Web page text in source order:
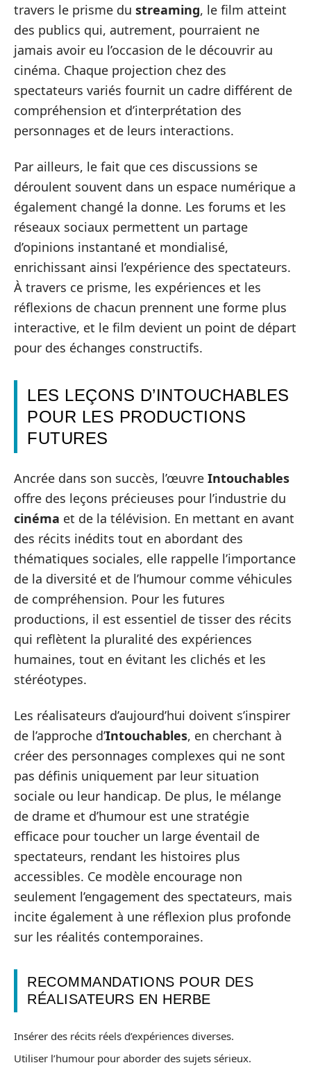
travers le prisme du streaming, le film atteint
des publics qui, autrement, pourraient ne
jamais avoir eu l’occasion de le découvrir au
cinéma. Chaque projection chez des
spectateurs variés fournit un cadre différent de
compréhension et d’interprétation des
personnages et de leurs interactions.
Par ailleurs, le fait que ces discussions se
déroulent souvent dans un espace numérique a
également changé la donne. Les forums et les
réseaux sociaux permettent un partage
d’opinions instantané et mondialisé,
enrichissant ainsi l’expérience des spectateurs.
À travers ce prisme, les expériences et les
réflexions de chacun prennent une forme plus
interactive, et le film devient un point de départ
pour des échanges constructifs.
LES LEÇONS D’INTOUCHABLES
POUR LES PRODUCTIONS
FUTURES
Ancrée dans son succès, l’œuvre Intouchables
offre des leçons précieuses pour l’industrie du
cinéma et de la télévision. En mettant en avant
des récits inédits tout en abordant des
thématiques sociales, elle rappelle l’importance
de la diversité et de l’humour comme véhicules
de compréhension. Pour les futures
productions, il est essentiel de tisser des récits
qui reflètent la pluralité des expériences
humaines, tout en évitant les clichés et les
stéréotypes.
Les réalisateurs d’aujourd’hui doivent s’inspirer
de l’approche d’Intouchables, en cherchant à
créer des personnages complexes qui ne sont
pas définis uniquement par leur situation
sociale ou leur handicap. De plus, le mélange
de drame et d’humour est une stratégie
efficace pour toucher un large éventail de
spectateurs, rendant les histoires plus
accessibles. Ce modèle encourage non
seulement l’engagement des spectateurs, mais
incite également à une réflexion plus profonde
sur les réalités contemporaines.
RECOMMANDATIONS POUR DES
RÉALISATEURS EN HERBE
Insérer des récits réels d’expériences diverses.
Utiliser l’humour pour aborder des sujets sérieux.